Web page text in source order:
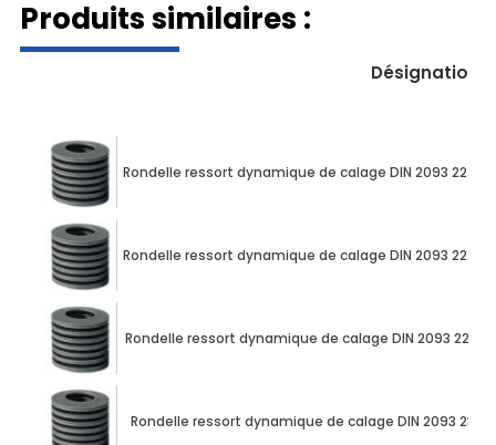
Produits similaires :
Désignation
Rondelle ressort dynamique de calage DIN 2093
Rondelle ressort dynamique de calage DIN 2093
Rondelle ressort dynamique de calage DIN 2093
Rondelle ressort dynamique de calage DIN 2093